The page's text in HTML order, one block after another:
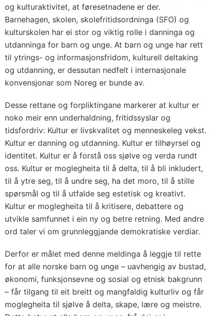
og kulturaktivitet, at føresetnadene er der.
Barnehagen, skolen, skolefritidsordninga (SFO) og
kulturskolen har ei stor og viktig rolle i danninga og
utdanninga for barn og unge. At barn og unge har rett
til ytrings- og informasjonsfridom, kulturell deltaking
og utdanning, er dessutan nedfelt i internasjonale
konvensjonar som Noreg er bunde av.
Desse rettane og forpliktingane markerer at kultur er
noko meir enn underhaldning, fritidssyslar og
tidsfordriv: Kultur er livskvalitet og menneskeleg vekst.
Kultur er danning og utdanning. Kultur er tilhøyrsel og
identitet. Kultur er å forstå oss sjølve og verda rundt
oss. Kultur er moglegheita til å delta, til å bli inkludert,
til å ytre seg, til å undre seg, ha det moro, til å stille
spørsmål og til å utfalde seg estetisk og kreativt.
Kultur er moglegheita til å kritisere, debattere og
utvikle samfunnet i ein ny og betre retning. Med andre
ord taler vi om grunnleggjande demokratiske verdiar.
Derfor er målet med denne meldinga å leggje til rette
for at alle norske barn og unge – uavhengig av bustad,
økonomi, funksjonsevne og sosial og etnisk bakgrunn
– får tilgang til eit breitt og mangfaldig kulturliv og får
moglegheita til sjølve å delta, skape, lære og meistre.